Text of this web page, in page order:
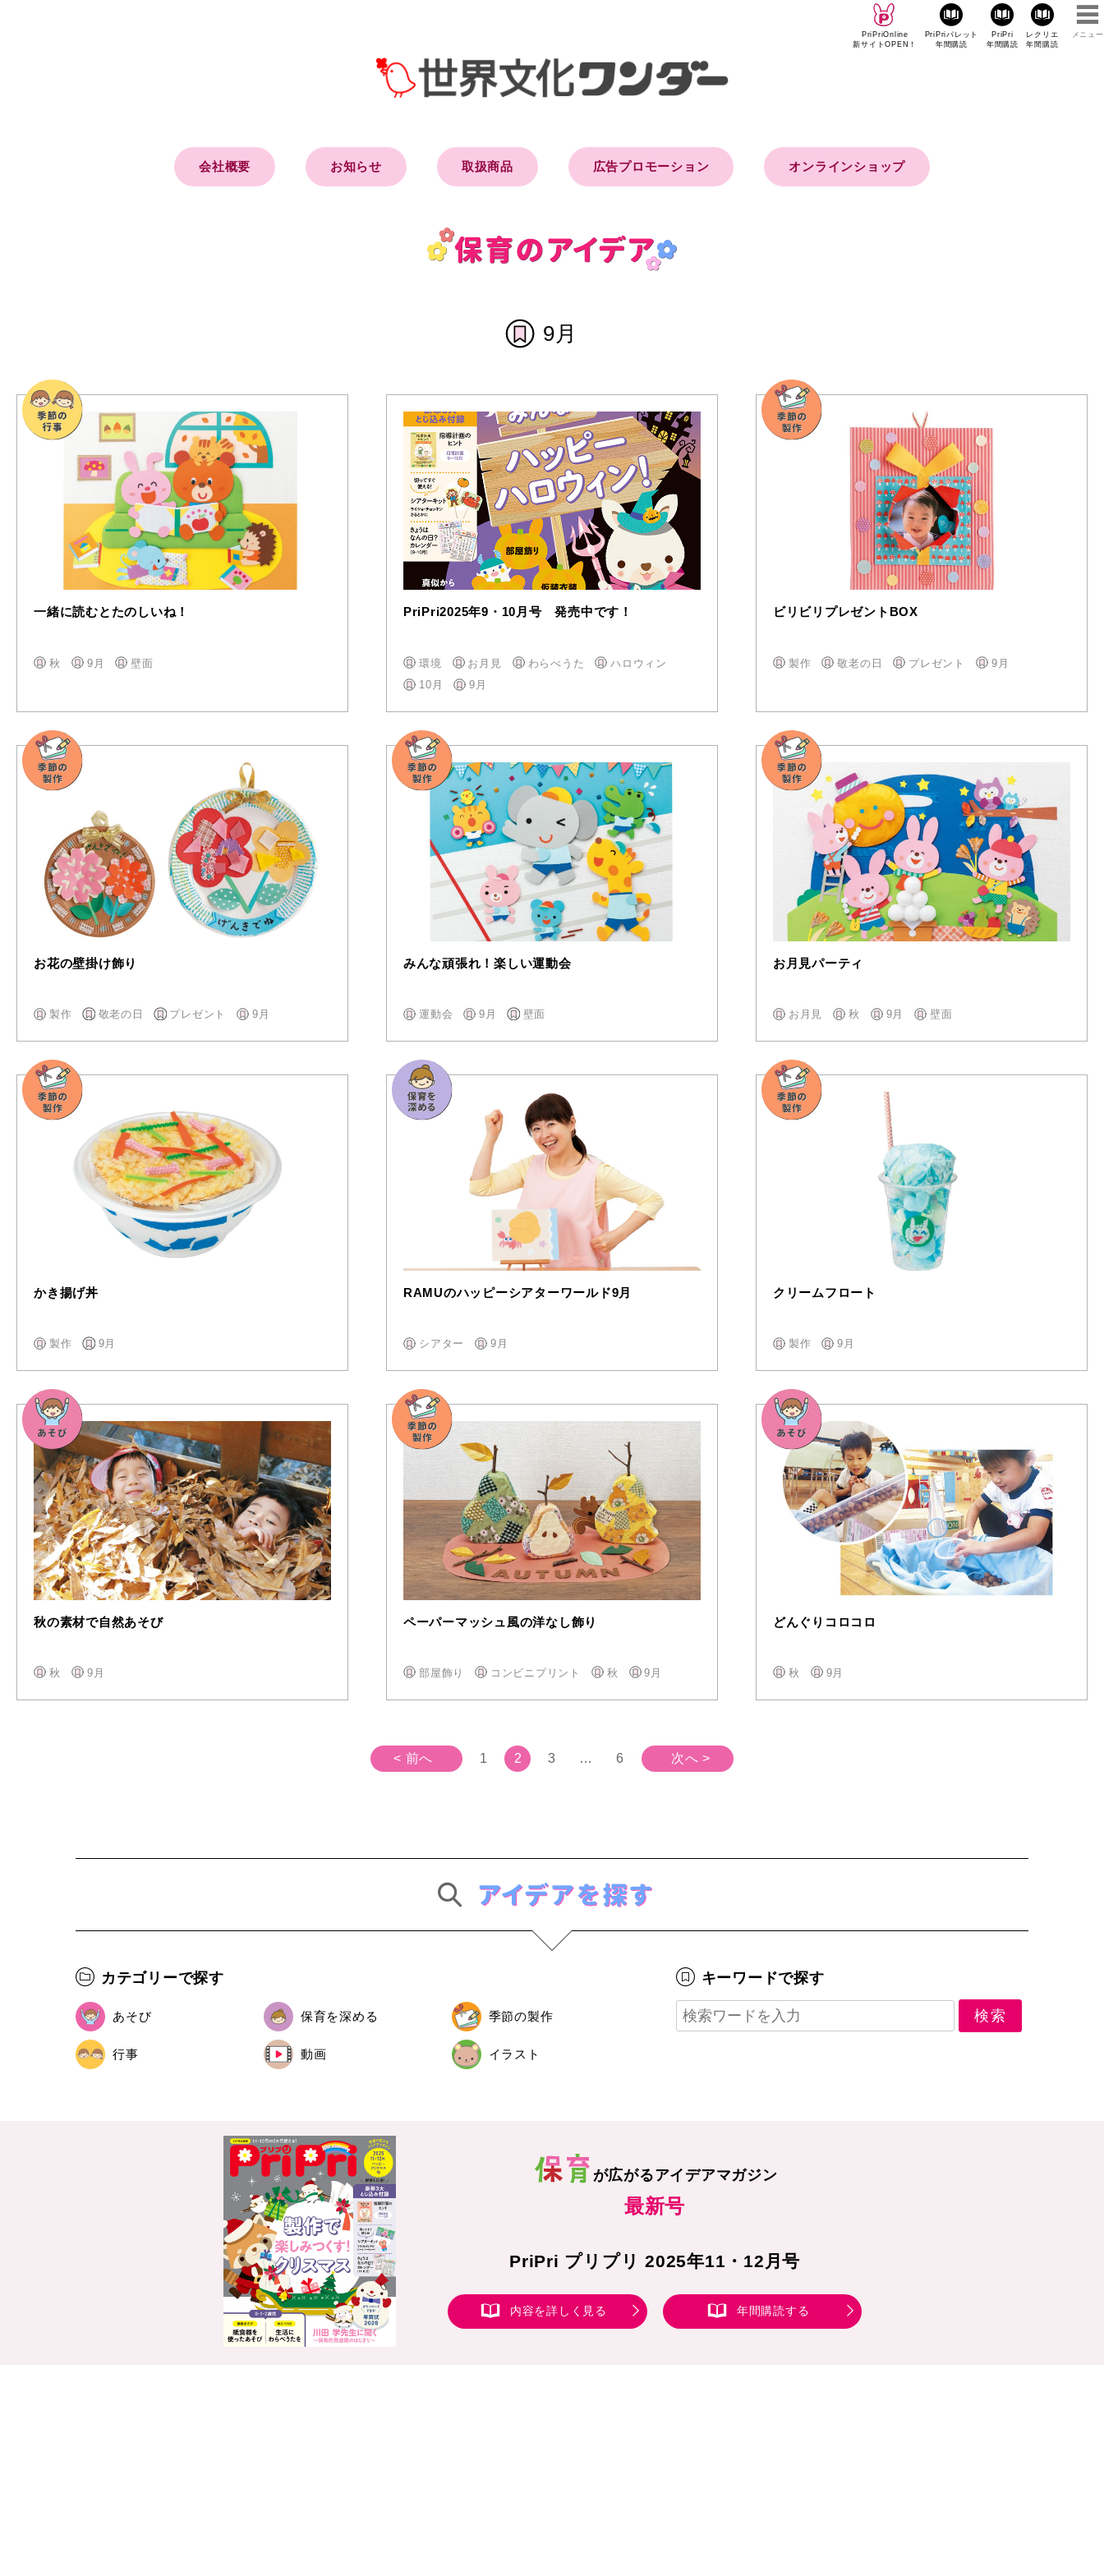
PriPriOnline
新サイトOPEN！
PriPriパレット
年間購読
PriPri
年間購読
レクリエ
年間購読
メニュー
会社概要 お知らせ 取扱商品 広告プロモーション オンラインショップ
9月
一緒に読むとたのしいね！
秋 9月 壁面
PriPri2025年9・10月号 発売中です！
環境 お月見 わらべうた
ハロウィン
10月
9月
ビリビリプレゼントBOX
製作 敬老の日 プレゼント 9月
お花の壁掛け飾り
製作 敬老の日 プレゼント 9月
みんな頑張れ！楽しい運動会
運動会 9月 壁面
お月見パーティ
お月見 秋 9月 壁面
かき揚げ丼
製作 9月
RAMUのハッピーシアターワールド9月
シアター 9月
クリームフロート
製作 9月
秋の素材で自然あそび
秋 9月
ペーパーマッシュ風の洋なし飾り
部屋飾り コンビニプリント 秋 9月
どんぐりコロコロ
秋 9月
< 前へ 1 2 3 … 6 次へ >
カテゴリーで探す
あそび 保育を深める 季節の製作
行事 動画 イラスト
キーワードで探す
が広がるアイデアマガジン
最新号
PriPri プリプリ 2025年11・12月号
内容を詳しく見る 年間購読する